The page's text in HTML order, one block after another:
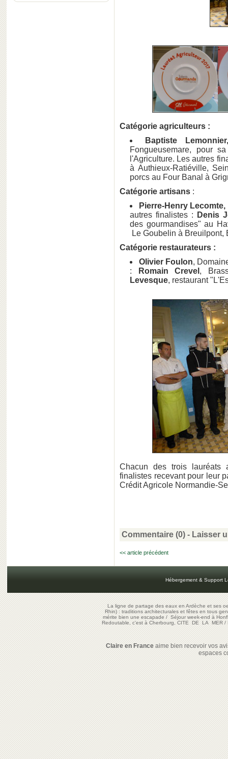
Catégorie agriculteurs :
Baptiste Lemonnier,
Fongueusemare, pour
l'Agriculture. Les autres
à Authieux-Ratiéville,
porcs au Four Banal à
Catégorie artisans :
Pierre-Henry Lecomte,
autres finalistes :
Denis
des gourmandises" au
Le Goubelin à Breuilpont,
Catégorie restaurateurs :
Olivier Foulon,
:
Romain Crevel ,
Levesque, restaurant
Chacun des trois
finalistes recevant pour leur
Crédit Agricole Normandie-
Commentaire (0) - Laisser
<< article précédent
Hébergement & Support
La ligne de partage des eaux en Ardèche et ses
Rhin) : traditions architecturales et fêtes en tous
mérite bien une escapade/Séjour week-end à
Redoutable, c'est à Cherbourg, CITE DE LA MER/
Claire en Franceaime bien recevoir vos
espaces